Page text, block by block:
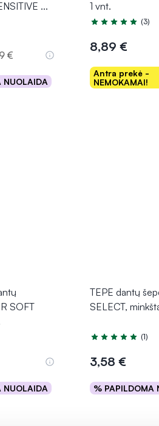
...
5
€
NUOLAIDA
1 vnt.
Įvertinimas 5.0 iš
(3)
8,89 €
Antra prekė -
NEMOKAMAI!
Į
SOFT
NUOLAIDA
TEPE dantų
SELECT,
Įvertinimas 5.0 iš
(1)
3,58 €
% PAPILDOMA
Į